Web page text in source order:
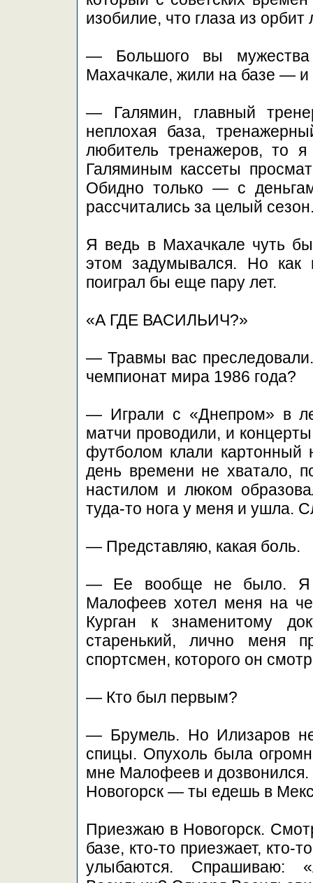
изобилие, что глаза из
— Большого вы мужества
Махачкале, жили на базе — и
— Галямин, главный
неплохая база,
любитель тренажеров, то
Галяминым кассеты
Обидно только — с
рассчитались за целый
Я ведь в Махачкале чуть
этом задумывался. Но
поиграл бы еще пару лет.
«А ГДЕ ВАСИЛЬИЧ?»
— Травмы вас преследовали.
чемпионат мира 1986 года?
— Играли с «Днепром» в
матчи проводили, и
футболом клали картонный
день времени не хватало,
настилом и люком
туда-то нога у меня и ушла.
— Представляю, какая боль.
— Ее вообще не было. Я
Малофеев хотел меня на
Курган к знаменитому
старенький, лично меня
спортсмен, которого он
— Кто был первым?
— Брумель. Но Илизаров
спицы. Опухоль была
мне Малофеев и дозвонился.
Новогорск — ты едешь в
Приезжаю в Новогорск.
базе, кто-то приезжает, кто-
улыбаются. Спрашиваю: